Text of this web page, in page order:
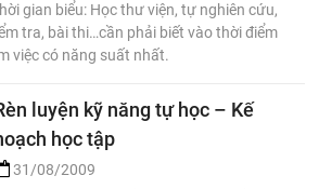
gian biểu: Học thư viện, tự nghiên cứu,
tra, bài thi…cần phải biết vào thời điểm
việc có năng suất nhất.
luyện kỹ năng tự học – Kế
học tập
31/08/2009